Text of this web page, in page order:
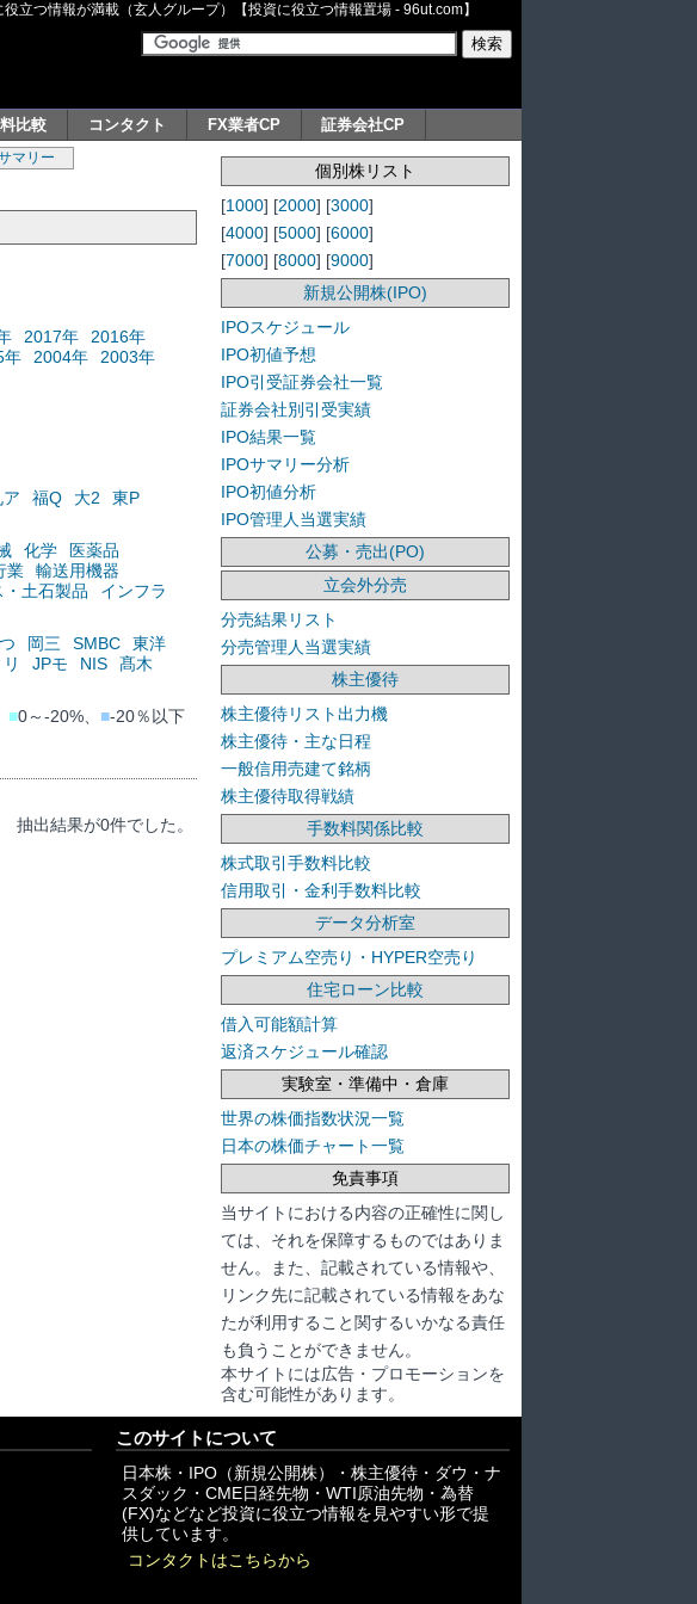
立つ情報が満載（玄人グループ）【投資に役立つ情報置場 - 96ut.com】
比較 コンタクト FX業者CP 証券会社CP
マリー
2017年
2016年
年 2004年
2003年
福Q 大2
東P
化学
医薬品
業
輸送用機器
・土石製品
インフラ
岡三 SMBC
東洋
JPモ NIS
髙木
■0～-20%、 ■-20％以下
抽出結果が0件でした。
個別株リスト
[1000] [2000] [3000]
[4000] [5000] [6000]
[7000] [8000] [9000]
新規公開株(IPO)
IPOスケジュール
IPO初値予想
IPO引受証券会社一覧
証券会社別引受実績
IPO結果一覧
IPOサマリー分析
IPO初値分析
IPO管理人当選実績
公募・売出(PO)
立会外分売
分売結果リスト
分売管理人当選実績
株主優待
株主優待リスト出力機
株主優待・主な日程
一般信用売建て銘柄
株主優待取得戦績
手数料関係比較
株式取引手数料比較
信用取引・金利手数料比較
データ分析室
プレミアム空売り・HYPER空売り
住宅ローン比較
借入可能額計算
返済スケジュール確認
実験室・準備中・倉庫
世界の株価指数状況一覧
日本の株価チャート一覧
免責事項
当サイトにおける内容の正確性に関し
ては、それを保障するものではありま
せん。また、記載されている情報や、
リンク先に記載されている情報をあな
たが利用すること関するいかなる責任
も負うことができません。
本サイトには広告・プロモーションを
含む可能性があります。
このサイトについて
日本株・IPO（新規公開株）・株主優待・ダウ・ナ
スダック・CME日経先物・WTI原油先物・為替
(FX)などなど投資に役立つ情報を見やすい形で提
供しています。
コンタクトはこちらから